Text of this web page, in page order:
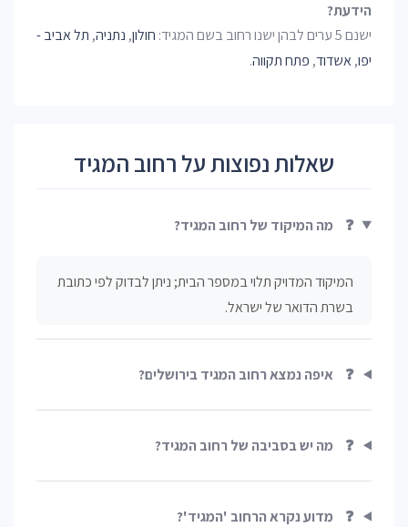
הידעת?
ישנם 5 ערים לבהן ישנו רחוב בשם המגיד:
חולון, נתניה, תל אביב -
יפו,אשדוד, פתח תקווה.
שאלות נפוצות על רחוב המגיד
❓ מה המיקוד של רחוב המגיד?
המיקוד המדויק תלוי במספר הבית; ניתן לבדוק לפי כתובת
בשרת הדואר של ישראל.
❓ איפה נמצא רחוב המגיד בירושלים?
❓ מה יש בסביבה של רחוב המגיד?
❓ מדוע נקרא הרחוב 'המגיד'?